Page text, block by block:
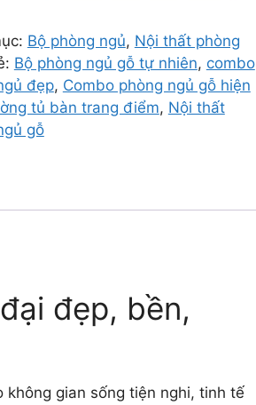
Bộ phòng ngủ, Nội thất phòng
Bộ phòng ngủ gỗ tự nhiên, combo
đẹp, Combo phòng ngủ gỗ hiện
tủ bàn trang điểm, Nội thất
gỗ
đẹp, bền,
không gian sống tiện nghi, tinh tế